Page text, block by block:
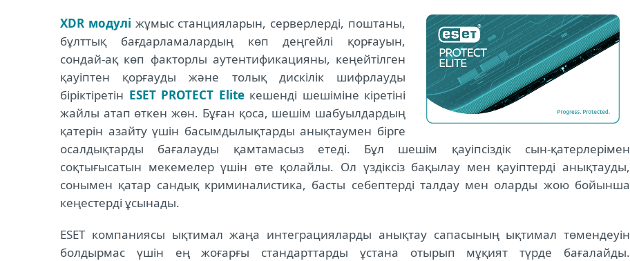
XDR модулі жұмыс станцияларын, серверлерді, поштаны,
бұлттық бағдарламалардың көп деңгейлі қорғауын,
сондай-ақ көп факторлы аутентификацияны, кеңейтілген
қауіптен қорғауды және толық дискілік шифрлауды
біріктіретін ESET PROTECT Eliteкешенді шешіміне кіретіні
жайлы атап өткен жөн. Бұған қоса, шешім шабуылдардың
қатерін азайту үшін басымдылықтарды анықтаумен бірге
осалдықтарды бағалауды қамтамасыз етеді. Бұл шешім қауіпсіздік сын-қатерлерімен
соқтығысатын мекемелер үшін өте қолайлы. Ол үздіксіз бақылау мен қауіптерді анықтауды,
сонымен қатар сандық криминалистика, басты себептерді талдау мен оларды жою бойынша
кеңестерді ұсынады.
ESET компаниясы ықтимал жаңа интеграцияларды анықтау сапасының ықтимал төмендеуін
болдырмас үшін ең жоғарғы стандарттарды ұстана отырып мұқият түрде бағалайды.